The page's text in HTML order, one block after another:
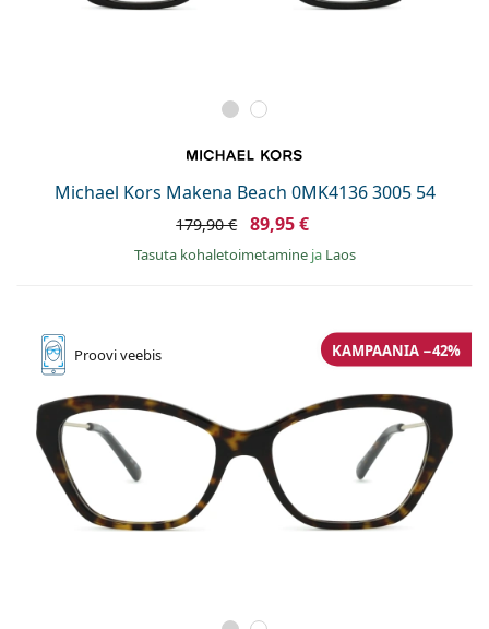
Michael Kors Makena Beach 0MK4136 3005 54
179,90 € 89,95 €
Tasuta kohaletoimetamine ja Laos
Prooviveebis KAMPAANIA −42%